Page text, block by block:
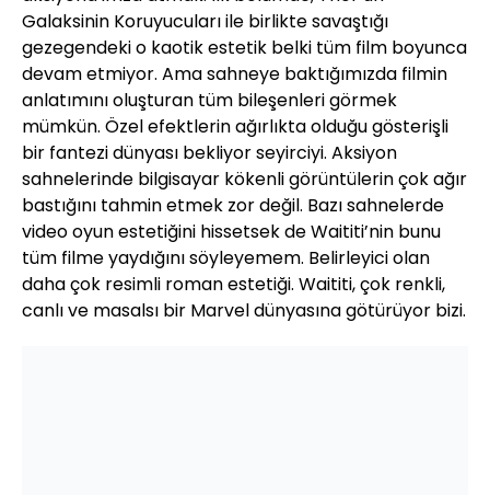
Galaksinin Koruyucuları ile birlikte savaştığı
gezegendeki o kaotik estetik belki tüm film boyunca
devam etmiyor. Ama sahneye baktığımızda filmin
anlatımını oluşturan tüm bileşenleri görmek
mümkün. Özel efektlerin ağırlıkta olduğu gösterişli
bir fantezi dünyası bekliyor seyirciyi. Aksiyon
sahnelerinde bilgisayar kökenli görüntülerin çok ağır
bastığını tahmin etmek zor değil. Bazı sahnelerde
video oyun estetiğini hissetsek de Waititi’nin bunu
tüm filme yaydığını söyleyemem. Belirleyici olan
daha çok resimli roman estetiği. Waititi, çok renkli,
canlı ve masalsı bir Marvel dünyasına götürüyor bizi.